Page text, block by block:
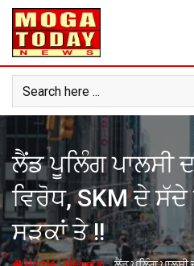
Skip
content
ਲੈਂਡ ਪੂਲਿੰਗ ਪਾਲਸੀ
ਵਿਰੋਧ, SKM ਦੇ
ਸੜਕਾਂ ਤੇ !!